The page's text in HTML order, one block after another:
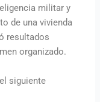
militar y
de una vivienda
resultados
organizado.
siguiente